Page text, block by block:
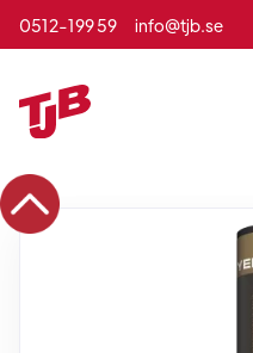
0512-199 59 info@tjb.se